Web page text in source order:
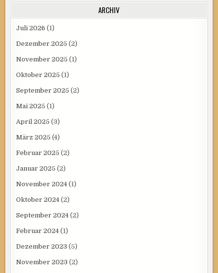
ARCHIV
Juli 2026 (1)
Dezember 2025 (2)
November 2025 (1)
Oktober 2025 (1)
September 2025 (2)
Mai 2025 (1)
April 2025 (3)
März 2025 (4)
Februar 2025 (2)
Januar 2025 (2)
November 2024 (1)
Oktober 2024 (2)
September 2024 (2)
Februar 2024 (1)
Dezember 2023 (5)
November 2023 (2)